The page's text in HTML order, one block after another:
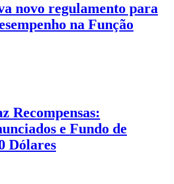
novo regulamento para
na Função
Recompensas:
e Fundo de
Dólares